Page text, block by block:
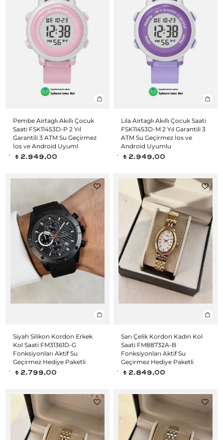
Pembe Airtaglı Akıllı Çocuk
Saati FSK11453D-P 2 Yıl
Garantili 3 ATM Su Geçirmez
İos ve Android Uyuml
t 2.949,00
Lila Airtaglı Akıllı Çocuk Saati
FSK11453D-M 2 Yıl Garantili 3
ATM Su Geçirmez İos ve
Android Uyumlu
t 2.949,00
Siyah Silikon Kordon Erkek
Kol Saati FM31361D-G
Fonksiyonları Aktif Su
Geçirmez Hediye Paketli
t 2.799,00
Sarı Çelik Kordon Kadın Kol
Saati FM88732A-B
Fonksiyonları Aktif Su
Geçirmez Hediye Paketli
t 2.849,00